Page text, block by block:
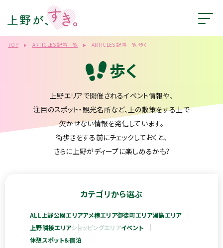
TOP ARTICLES 記事一覧 ARTICLES 記事一覧 歩く
歩く
上野エリアで開催されるイベント情報や、
注目のスポット・観光名所など、上の散策をする上で
欠かせない情報を発信しています。
街歩きをする前にチェックしておくと、
さらに上野がディープに楽しめるかも?
カテゴリから選ぶ
ALL上野公園エリアアメ横エリア御徒町エリア湯島エリア
上野隣接エリアショッピングエリアイベント
休憩スポット＆宿泊